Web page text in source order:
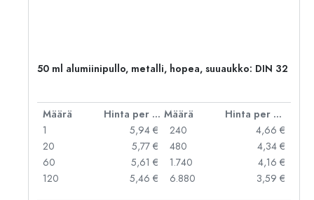
50 ml alumiinipullo, metalli, hopea, suuaukko: DIN 32
Määrä Hinta per kpl Määrä
Hinta per kpl
1
5,94 €
20
5,77 €
60
5,61 €
120
5,46 €
240
4,66 €
480
4,34 €
1.740
4,16 €
6.880
3,59 €